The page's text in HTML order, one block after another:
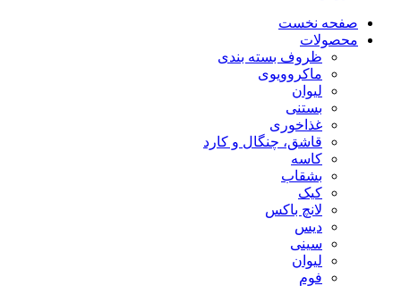
صفحه نخست
محصولات
ظروف بسته بندی
ماکروویوی
لیوان
بستنی
غذاخوری
قاشق، چنگال و کارد
کاسه
بشقاب
کیک
لانچ باکس
دیس
سینی
لیوان
فوم